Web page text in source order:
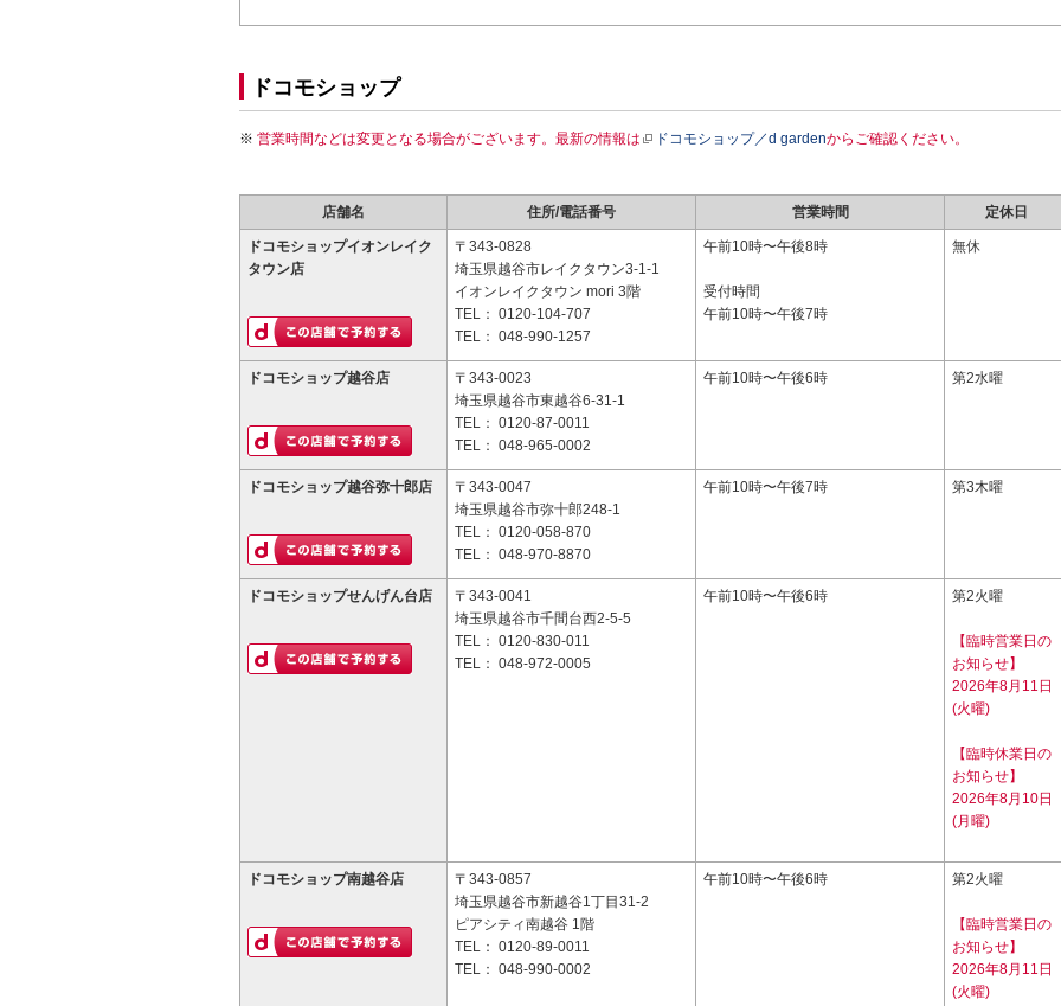
ドコモショップ
営業時間などは変更となる場合がございます。最新の情報は ドコモショップ／d gardenからご確認ください。
店舗名 住所/電話番号 営業時間 定休日
ドコモショップイオンレイク
タウン店
〒343-0828
埼玉県越谷市レイクタウン3-1-1
イオンレイクタウン mori 3階
TEL： 0120-104-707
TEL： 048-990-1257
午前10時〜午後8時
受付時間
午前10時〜午後7時
無休
ドコモショップ越谷店
〒343-0023
埼玉県越谷市東越谷6-31-1
TEL： 0120-87-0011
TEL： 048-965-0002
午前10時〜午後6時 第2水曜
ドコモショップ越谷弥十郎店
〒343-0047
埼玉県越谷市弥十郎248-1
TEL： 0120-058-870
TEL： 048-970-8870
午前10時〜午後7時 第3木曜
ドコモショップせんげん台店
〒343-0041
埼玉県越谷市千間台西2-5-5
TEL： 0120-830-011
TEL： 048-972-0005
午前10時〜午後6時 第2火曜
【臨時営業日の
お知らせ】
2026年8月11日
(火曜)
【臨時休業日の
お知らせ】
2026年8月10日
(月曜)
ドコモショップ南越谷店
〒343-0857
埼玉県越谷市新越谷1丁目31-2
ピアシティ南越谷 1階
TEL： 0120-89-0011
TEL： 048-990-0002
午前10時〜午後6時 第2火曜
【臨時営業日の
お知らせ】
2026年8月11日
(火曜)